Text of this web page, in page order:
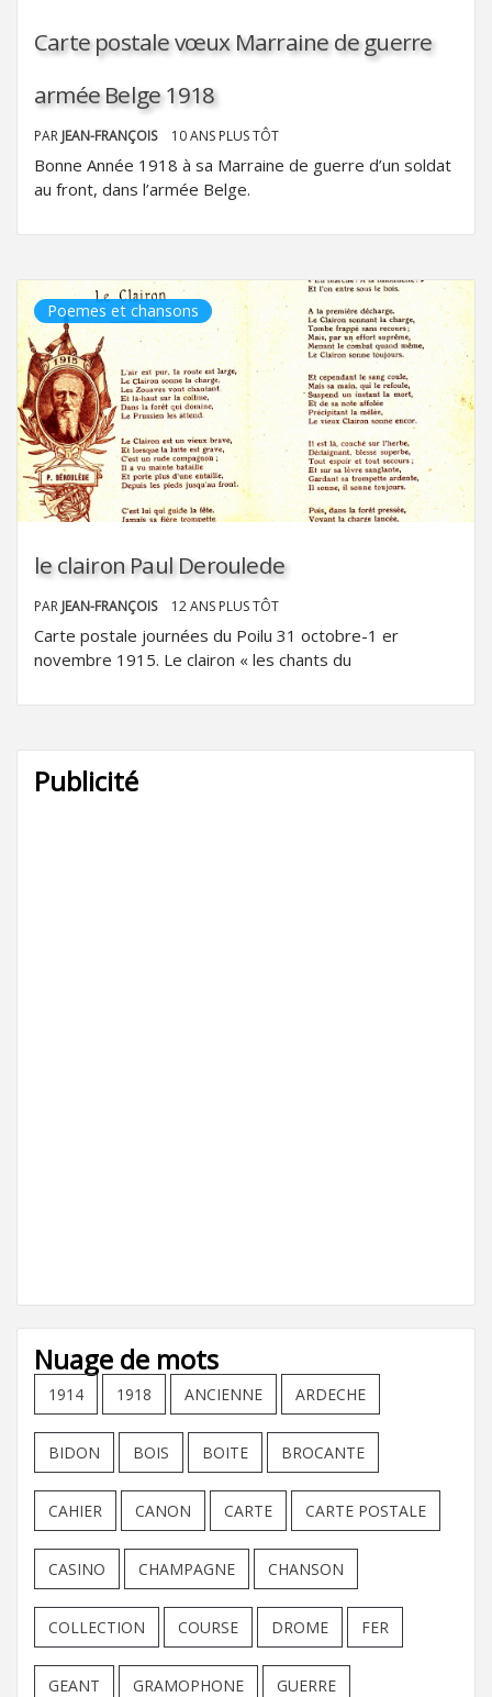
Carte postale vœux Marraine de guerre
armée Belge 1918
PAR JEAN-FRANÇOIS 10 ANS PLUS TÔT
Bonne Année 1918 à sa Marraine de guerre d’un soldat
au front, dans l’armée Belge.
Poemes et chansons
le clairon Paul Deroulede
PAR JEAN-FRANÇOIS 12 ANS PLUS TÔT
Carte postale journées du Poilu 31 octobre-1 er
novembre 1915. Le clairon « les chants du
Publicité
Nuage de mots
1914 1918 ANCIENNE ARDECHE
BIDON BOIS BOITE BROCANTE
CAHIER CANON CARTE CARTE POSTALE
CASINO CHAMPAGNE CHANSON
COLLECTION COURSE DROME FER
GEANT GRAMOPHONE GUERRE